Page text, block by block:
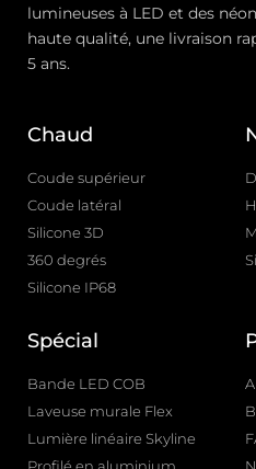
lumineuses à LED et des
haute qualité, une livraison
5 ans.
Chaud
Coude supérieur
Coude latéral
Silicone 3D
360 degrés
Silicone IP68
Spécial
Bande LED COB
Laveuse murale Flex
Lumière linéaire Skyline